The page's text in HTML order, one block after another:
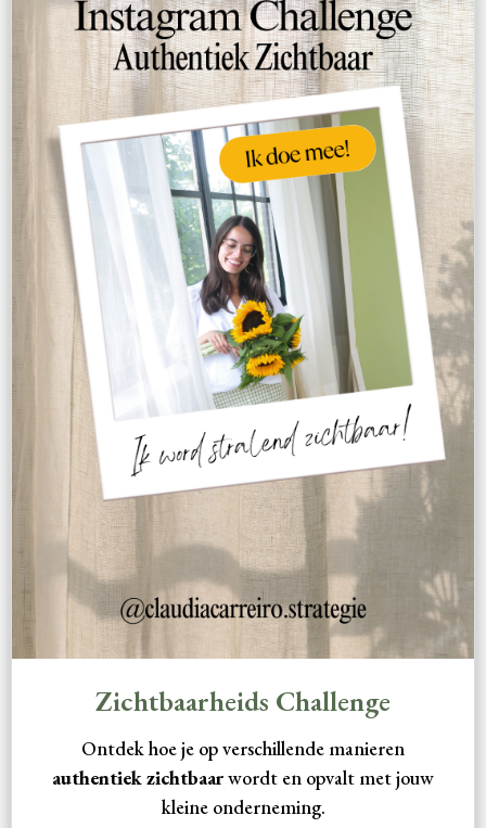
Zichtbaarheids Challenge
Ontdek hoe je op verschillende manieren
authentiek zichtbaarwordt en opvalt met jouw
kleine onderneming.